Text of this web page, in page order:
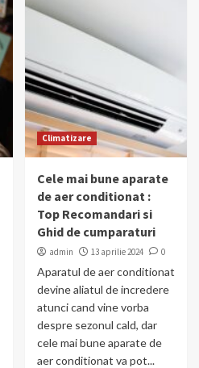
Climatizare
Cele mai bune aparate
de aer conditionat :
Top Recomandari si
Ghid de cumparaturi
admin 13 aprilie 2024 0
Aparatul de aer conditionat
devine aliatul de incredere
atunci cand vine vorba
despre sezonul cald, dar
cele mai bune aparate de
aer conditionat va pot...